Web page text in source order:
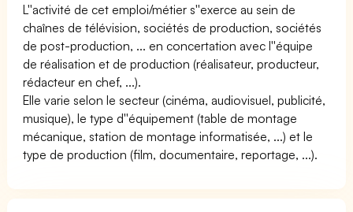
L''activité de cet emploi/métier s''exerce au sein de
chaînes de télévision, sociétés de production, sociétés
de post-production, ... en concertation avec l''équipe
de réalisation et de production (réalisateur, producteur,
rédacteur en chef, ...).
Elle varie selon le secteur (cinéma, audiovisuel, publicité,
musique), le type d''équipement (table de montage
mécanique, station de montage informatisée, ...) et le
type de production (film, documentaire, reportage, ...).